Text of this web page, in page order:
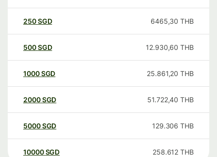
250SGD 6465,30 THB
500SGD 12.930,60 THB
1000SGD 25.861,20 THB
2000SGD 51.722,40 THB
5000SGD 129.306 THB
10000 SGD 258.612 THB